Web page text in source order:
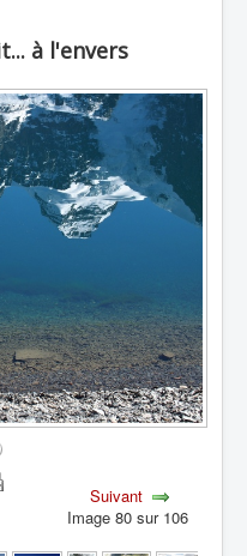
à l'envers
Suivant
Image 80 sur 106